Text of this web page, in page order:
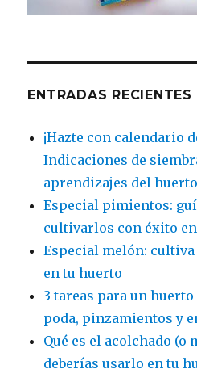
ENTRADAS RECIENTES
¡Hazte con calendario
Indicaciones de
aprendizajes del
Especial pimientos:
cultivarlos con éxito
Especial melón:
en tu huerto
3 tareas para un
poda, pinzamientos y
Qué es el acolchado (o
deberías usarlo en tu